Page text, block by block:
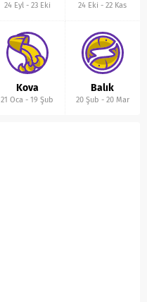
24 Eyl- 23 Eki 24 Eki -22 Kas
Kova
21 Oca -19 Şub
Balık
20 Şub - 20 Mar